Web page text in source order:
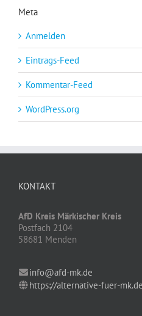
Meta
Anmelden
Eintrags-Feed
Kommentar-Feed
WordPress.org
KONTAKT
AfD Kreis Märkischer Kreis
Postfach 2104
58681 Menden
info@afd-mk.de
https://alternative-fuer-